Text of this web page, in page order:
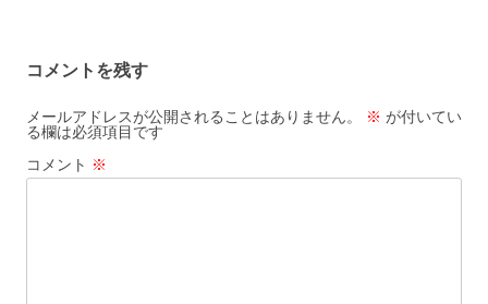
ビ
ゲ
ー
シ
コメントを残す
メールアドレスが公開されることはありません。 ※ が付いてい
る欄は必須項目です
コメント ※